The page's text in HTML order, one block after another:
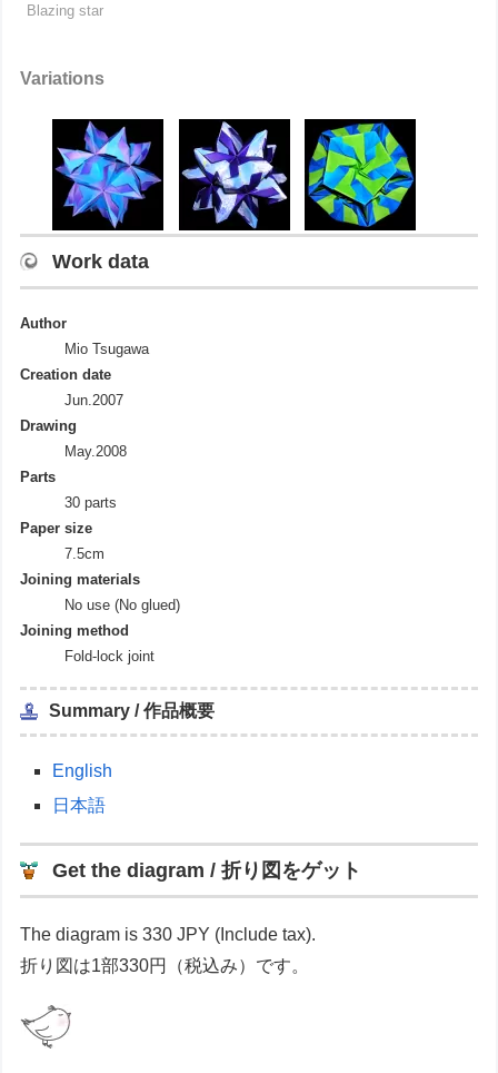
Blazing star
Variations
Work data
Author
Mio Tsugawa
Creation date
Jun.2007
Drawing
May.2008
Parts
30 parts
Paper size
7.5cm
Joining materials
No use (No glued)
Joining method
Fold-lock joint
Summary / 作品概要
English
日本語
Get the diagram / 折り図をゲット
The diagram is 330 JPY (Include tax).
折り図は1部330円（税込み）です。